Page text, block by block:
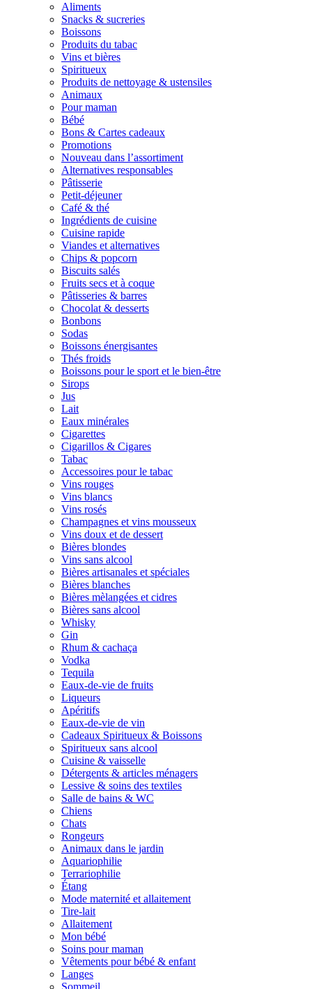
Aliments
Snacks & sucreries
Boissons
Produits du tabac
Vins et bières
Spiritueux
Produits de nettoyage & ustensiles
Animaux
Pour maman
Bébé
Bons & Cartes cadeaux
Promotions
Nouveau dans l’assortiment
Alternatives responsables
Pâtisserie
Petit-déjeuner
Café & thé
Ingrédients de cuisine
Cuisine rapide
Viandes et alternatives
Chips & popcorn
Biscuits salés
Fruits secs et à coque
Pâtisseries & barres
Chocolat & desserts
Bonbons
Sodas
Boissons énergisantes
Thés froids
Boissons pour le sport et le bien-être
Sirops
Jus
Lait
Eaux minérales
Cigarettes
Cigarillos & Cigares
Tabac
Accessoires pour le tabac
Vins rouges
Vins blancs
Vins rosés
Champagnes et vins mousseux
Vins doux et de dessert
Bières blondes
Vins sans alcool
Bières artisanales et spéciales
Bières blanches
Bières mèlangées et cidres
Bières sans alcool
Whisky
Gin
Rhum & cachaça
Vodka
Tequila
Eaux-de-vie de fruits
Liqueurs
Apéritifs
Eaux-de-vie de vin
Cadeaux Spiritueux & Boissons
Spiritueux sans alcool
Cuisine & vaisselle
Détergents & articles ménagers
Lessive & soins des textiles
Salle de bains & WC
Chiens
Chats
Rongeurs
Animaux dans le jardin
Aquariophilie
Terrariophilie
Étang
Mode maternité et allaitement
Tire-lait
Allaitement
Mon bébé
Soins pour maman
Vêtements pour bébé & enfant
Langes
Sommeil